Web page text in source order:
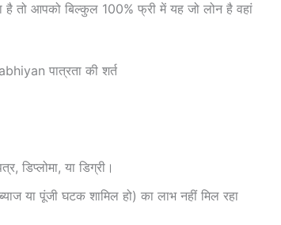
तो आपको बिल्कुल 100% फ्री में यह जो लोन है वहां
पात्रता की शर्त
डिप्लोमा, या डिग्री।
या पूंजी घटक शामिल हो) का लाभ नहीं मिल रहा